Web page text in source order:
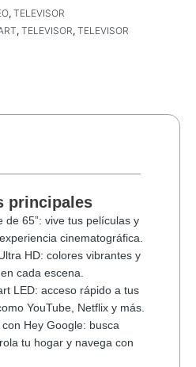
, TELEVISOR
, TELEVISOR, TELEVISOR
principales
de 65”: vive tus películas y
cinematográfica.
HD: colores vibrantes y
cada escena.
LED: acceso rápido a tus
YouTube, Netflix y más.
Hey Google: busca
tu hogar y navega con